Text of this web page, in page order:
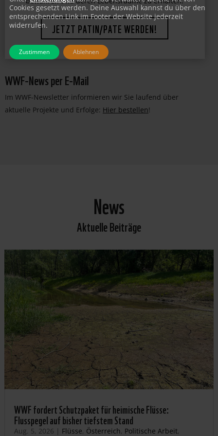
bewahren und deren Lebensräume zu erhalten.
JETZT PATIN/PATE WERDEN!
WWF-News per E-Mail
Im WWF-Newsletter informieren wir Sie laufend über
aktuelle Projekte und Erfolge: Hier bestellen!
News
Aktuelle Beiträge
WWF fordert Schutzpaket für heimische Flüsse:
Flusspegel auf bisher tiefstem Stand
Aug. 5, 2026 | Flüsse, Österreich, Politische Arbeit,
Cookies gesetzt werden. Deine Auswahl kannst du über den
entsprechenden Link im Footer der Website jederzeit
widerrufen.
Zustimmen Ablehnen